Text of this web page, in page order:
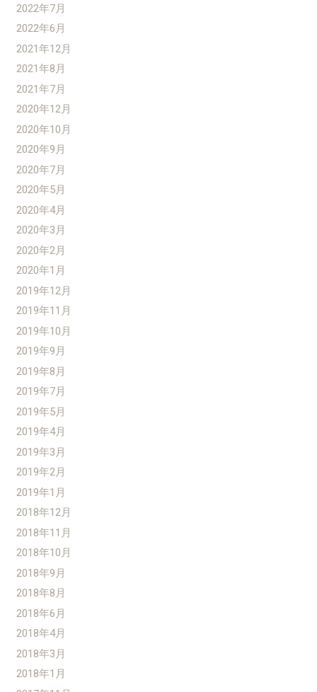
2022年7月
2022年6月
2021年12月
2021年8月
2021年7月
2020年12月
2020年10月
2020年9月
2020年7月
2020年5月
2020年4月
2020年3月
2020年2月
2020年1月
2019年12月
2019年11月
2019年10月
2019年9月
2019年8月
2019年7月
2019年5月
2019年4月
2019年3月
2019年2月
2019年1月
2018年12月
2018年11月
2018年10月
2018年9月
2018年8月
2018年6月
2018年4月
2018年3月
2018年1月